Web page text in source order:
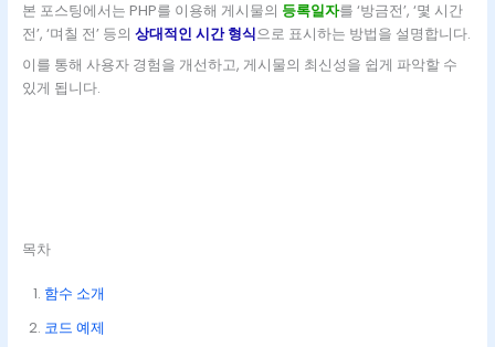
본 포스팅에서는 PHP를 이용해 게시물의 등록일자를 ‘방금전’, ‘몇 시간
전’, ‘며칠 전’ 등의 상대적인 시간 형식으로 표시하는 방법을 설명합니다.
이를 통해 사용자 경험을 개선하고, 게시물의 최신성을 쉽게 파악할 수
있게 됩니다.
목차
함수 소개
코드 예제